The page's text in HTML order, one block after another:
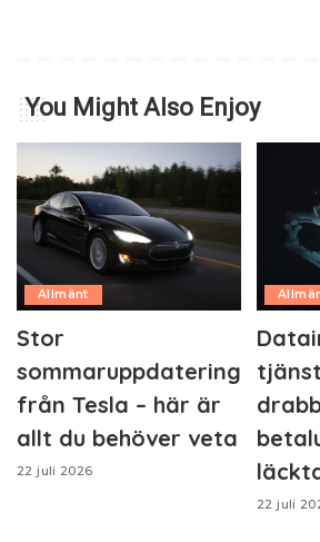
You Might Also Enjoy
Allmänt
Stor
sommaruppdatering
från Tesla – här är
allt du behöver veta
22 juli 2026
22 juli